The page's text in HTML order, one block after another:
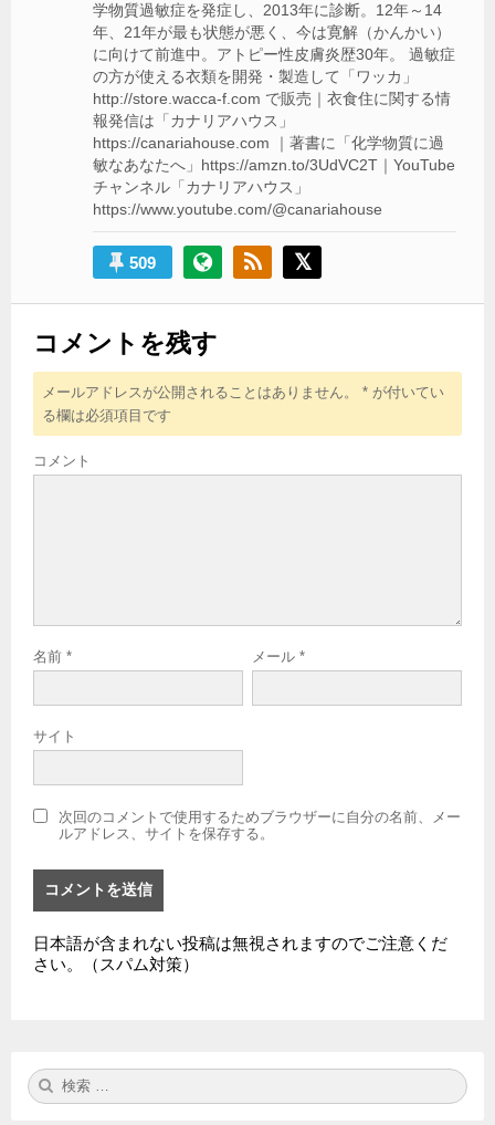
学物質過敏症を発症し、2013年に診断。12年～14
年、21年が最も状態が悪く、今は寛解（かんかい）
に向けて前進中。アトピー性皮膚炎歴30年。 過敏症
の方が使える衣類を開発・製造して「ワッカ」
http://store.wacca-f.com で販売｜衣食住に関する情
報発信は「カナリアハウス」
https://canariahouse.com ｜著書に「化学物質に過
敏なあなたへ」https://amzn.to/3UdVC2T｜YouTube
チャンネル「カナリアハウス」
https://www.youtube.com/@canariahouse
509
コメントを残す
メールアドレスが公開されることはありません。 * が付いてい
る欄は必須項目です
コメント
名前 * メール *
サイト
次回のコメントで使用するためブラウザーに自分の名前、メー
ルアドレス、サイトを保存する。
日本語が含まれない投稿は無視されますのでご注意くだ
さい。（スパム対策）
検
索: